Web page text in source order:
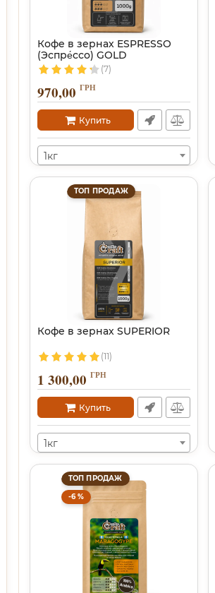
Кофе в зернах ESPRESSO
(Эспре́ссо) GOLD
(7)
970,00 ГРН
Купить
1кг
ТОП ПРОДАЖ
Кофе в зернах SUPERIOR
(11)
1 300,00 ГРН
Купить
1кг
ТОП ПРОДАЖ
-6 %